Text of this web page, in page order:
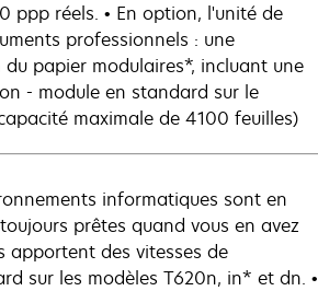
ppp réels. • En option, l'unité de
professionnels : une
papier modulaires*, incluant une
- module en standard sur le
maximale de 4100 feuilles)
informatiques sont en
prêtes quand vous en avez
apportent des vitesses de
sur les modèles T620n, in* et dn. •